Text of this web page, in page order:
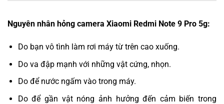
Nguyên nhân hỏng camera Xiaomi Redmi Note 9 Pro 5g:
Do bạn vô tình làm rơi máy từ trên cao xuống.
Do va đập mạnh với những vật cứng, nhọn.
Do để nước ngấm vào trong máy.
Do để gần vật nóng ảnh hưởng đến cảm biến trong